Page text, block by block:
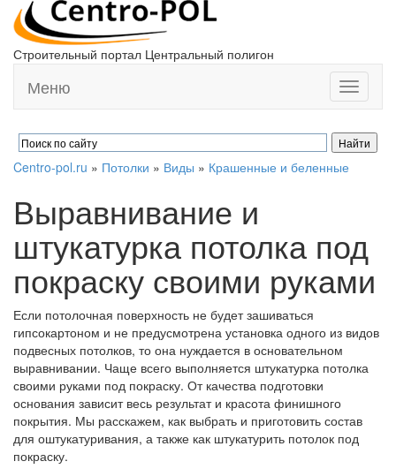
Строительный портал Центральный полигон
Toggle
Меню
Centro-pol.ru » Потолки » Виды » Крашенные и беленные
Выравнивание и
штукатурка потолка под
покраску своими руками
Если потолочная поверхность не будет зашиваться
гипсокартоном и не предусмотрена установка одного из видов
подвесных потолков, то она нуждается в основательном
выравнивании. Чаще всего выполняется штукатурка потолка
своими руками под покраску. От качества подготовки
основания зависит весь результат и красота финишного
покрытия. Мы расскажем, как выбрать и приготовить состав
для оштукатуривания, а также как штукатурить потолок под
покраску.